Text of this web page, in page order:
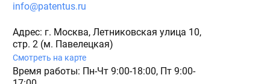
info@patentus.ru
Адрес: г. Москва, Летниковская улица 10,
стр. 2 (м. Павелецкая)
Смотреть на карте
Время работы: Пн-Чт 9:00-18:00, Пт 9:00-